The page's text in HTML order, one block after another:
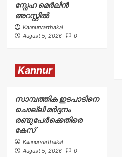
സ്നേഹ മെർലിൻ
അറസ്റ്റിൽ
Kannurvarthakal
August 5, 2026
0
Kannur
സാമ്പത്തിക ഇടപാടിനെ
ചൊല്ലി മർദ്ദനം
രണ്ടുപേർക്കെതിരെ
കേസ്
Kannurvarthakal
August 5, 2026
0